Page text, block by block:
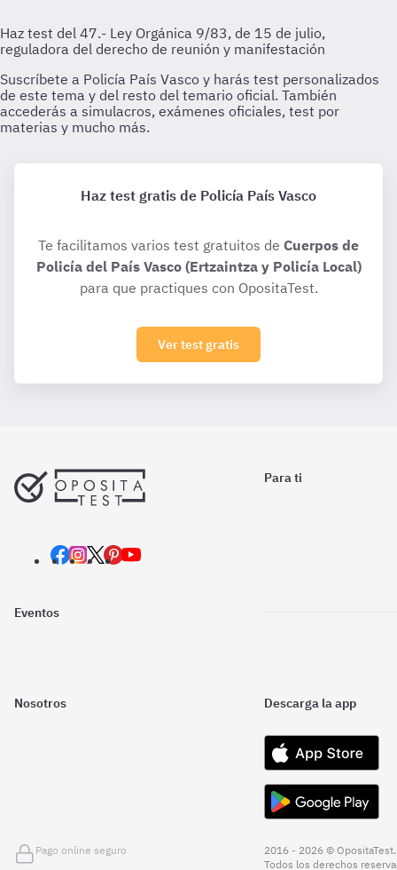
Haz test gratis de Policía País Vasco
Te facilitamos varios test gratuitos de Cuerpos de
Policía del País Vasco (Ertzaintza y Policía Local)
para que practiques con OpositaTest.
Ver test gratis
Para ti
Eventos
Nosotros Descarga la app
Pago online seguro
2016 - 2026 © OpositaTest.
Todos los derechos